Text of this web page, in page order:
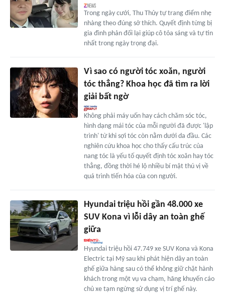
Trong ngày cưới, Thu Thủy tự trang điểm nhẹ
nhàng theo đúng sở thích. Quyết định từng bị
gia đình phản đối lại giúp cô tỏa sáng và tự tin
nhất trong ngày trọng đại.
Vì sao có người tóc xoăn, người
tóc thẳng? Khoa học đã tìm ra lời
giải bất ngờ
Không phải máy uốn hay cách chăm sóc tóc,
hình dạng mái tóc của mỗi người đã được 'lập
trình' từ khi sợi tóc còn nằm dưới da đầu. Các
nghiên cứu khoa học cho thấy cấu trúc của
nang tóc là yếu tố quyết định tóc xoăn hay tóc
thẳng, đồng thời hé lộ nhiều bí mật thú vị về
quá trình tiến hóa của con người.
Hyundai triệu hồi gần 48.000 xe
SUV Kona vì lỗi dây an toàn ghế
giữa
Hyundai triệu hồi 47.749 xe SUV Kona và Kona
Electric tại Mỹ sau khi phát hiện dây an toàn
ghế giữa hàng sau có thể không giữ chặt hành
khách trong một vụ va chạm, hãng khuyến cáo
chủ xe tạm ngừng sử dụng vị trí ghế này.